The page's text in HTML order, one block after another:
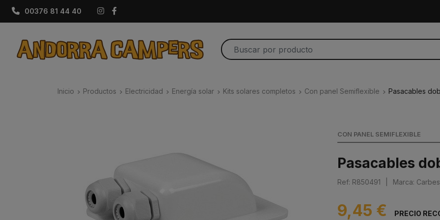
00376 81 44 40 Instagram
Inicio Productos Electricidad Energía solar Kits solares completos Con panel Semiflexible Pasacables
CON PANEL SEMIFLEXIBLE
Pasacables
Ref: R850491 Marca:
9,45 € PRECIO